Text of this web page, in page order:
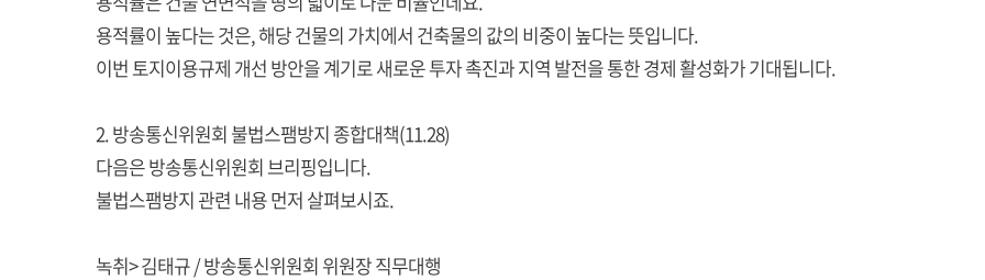
용적률이 높다는 것은, 해당 건물의 가치에서 건축물의 값의 비중이 높다는 뜻입니다.
이번 토지이용규제 개선 방안을 계기로 새로운 투자 촉진과 지역 발전을 통한 경제 활성화가 기대됩니다.
2. 방송통신위원회 불법스팸방지 종합대책(11.28)
다음은 방송통신위원회 브리핑입니다.
불법스팸방지 관련 내용 먼저 살펴보시죠.
녹취> 김태규 / 방송통신위원회 위원장 직무대행